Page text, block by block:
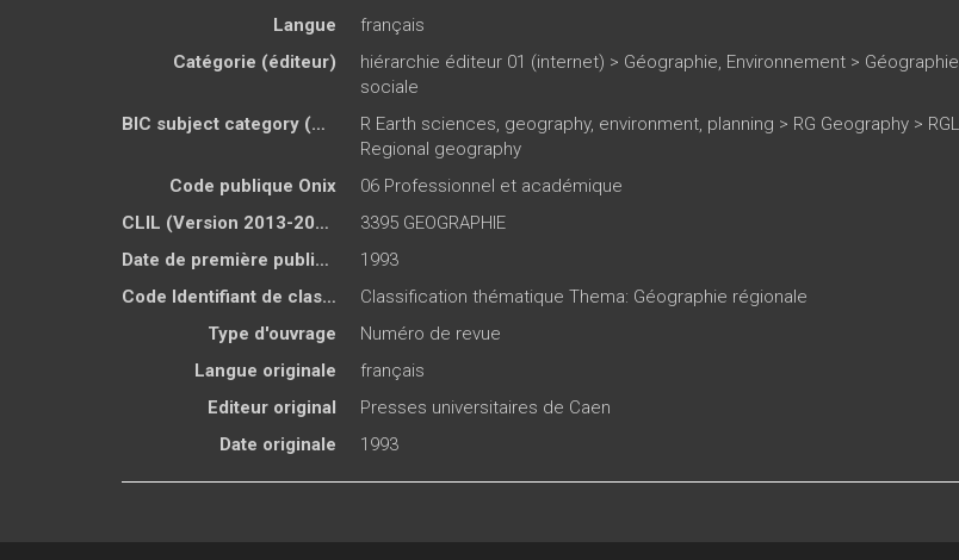
Langue
français
Catégorie (éditeur)
hiérarchie éditeur 01 (internet) > Géographie, Environnement > Géographie
sociale
BIC subject category (UK)
R Earth sciences, geography, environment, planning > RG Geography > RGL
Regional geography
Code publique Onix
06 Professionnel et académique
CLIL (Version 2013-2019 )
3395 GEOGRAPHIE
Date de première publication du titre
1993
Code Identifiant de classement sujet
Classification thématique Thema: Géographie régionale
Type d'ouvrage
Numéro de revue
Langue originale
français
Editeur original
Presses universitaires de Caen
Date originale
1993